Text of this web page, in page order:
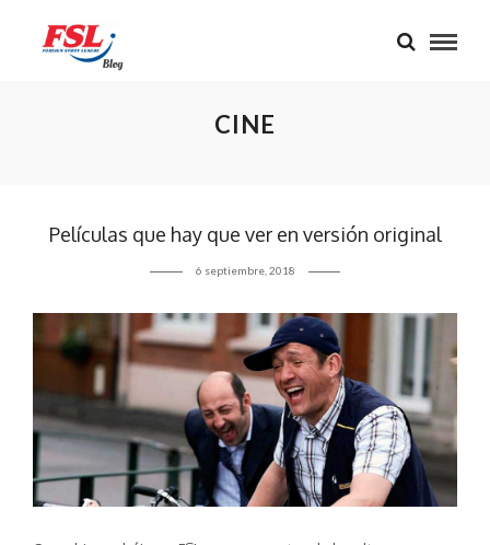
CINE
Películas que hay que ver en versión original
6 septiembre, 2018